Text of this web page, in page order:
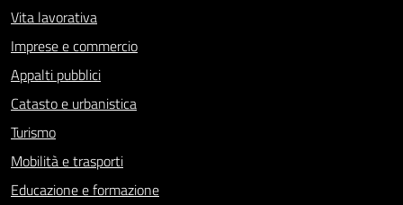
Vita lavorativa
Imprese e commercio
Appalti pubblici
Catasto e urbanistica
Turismo
Mobilità e trasporti
Educazione e formazione